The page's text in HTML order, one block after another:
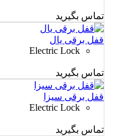
تماس بگیرید
قفل برقی یال
Electric Lock
تماس بگیرید
قفل برقی سیزا
Electric Lock
تماس بگیرید